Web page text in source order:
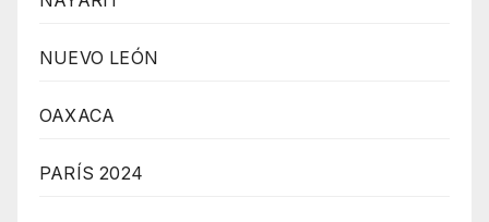
NUEVO LEÓN
OAXACA
PARÍS 2024